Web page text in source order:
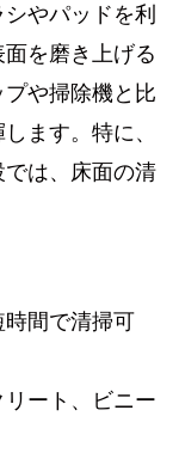
やパッドを利
を磨き上げる
や掃除機と比
ます。特に、
は、床面の清
間で清掃可
ート、ビニー